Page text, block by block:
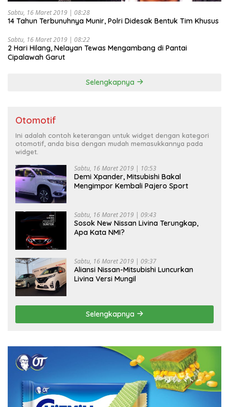
Sabtu, 16 Maret 2019 | 08:28
14 Tahun Terbunuhnya Munir, Polri Didesak Bentuk Tim Khusus
Sabtu, 16 Maret 2019 | 08:22
2 Hari Hilang, Nelayan Tewas Mengambang di Pantai
Cipalawah Garut
Selengkapnya
Otomotif
Ini adalah contoh keterangan untuk widget dengan kategori
otomotif, anda bisa dengan mudah memasukkannya pada
widget.
Sabtu, 16 Maret 2019 | 10:53
Demi Xpander, Mitsubishi Bakal
Mengimpor Kembali Pajero Sport
Sabtu, 16 Maret 2019 | 09:43
Sosok New Nissan Livina Terungkap,
Apa Kata NMI?
Sabtu, 16 Maret 2019 | 09:37
Aliansi Nissan-Mitsubishi Luncurkan
Livina Versi Mungil
Selengkapnya